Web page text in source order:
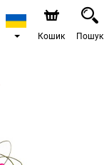
Кошик Пошук